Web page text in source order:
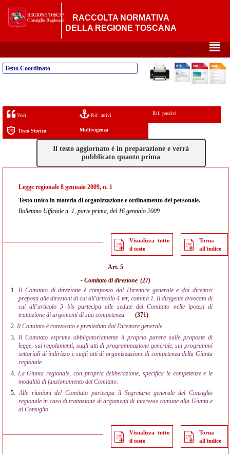
RACCOLTA NORMATIVA
DELLA REGIONE TOSCANA
²
Testo Coordinato
Voci Rif. attivi Rif. passivi
Testo Storico Multivigenza
Il testo aggiornato è in preparazione e verrà
pubblicato quanto prima
Legge regionale 8 gennaio 2009, n. 1
Testo unico in materia di organizzazione e ordinamento del personale.
Bollettino Ufficiale n. 1, parte prima, del 16 gennaio 2009
Visualizza tutto
il testo
Torna
all'indice
Art. 5
- Comitato di direzione (27)
1. Il Comitato di direzione è composto dal Direttore generale e dai direttori
preposti alle direzioni di cui all'articolo 4 ter, comma 1. Il dirigente avvocato di
cui all’articolo 5 bis partecipa alle sedute del Comitato nelle ipotesi di
trattazione di argomenti di sua competenza.
(371)
2. Il Comitato è convocato e presieduto dal Direttore generale.
3. Il Comitato esprime obbligatoriamente il proprio parere sulle proposte di
legge, sui regolamenti, sugli atti di programmazione generale, sui programmi
settoriali di indirizzo e sugli atti di organizzazione di competenza della Giunta
regionale.
4. La Giunta regionale, con propria deliberazione, specifica le competenze e le
modalità di funzionamento del Comitato.
5.Alle riunioni del Comitato partecipa il Segretario generale del Consiglio
regionale in caso di trattazione di argomenti di interesse comune alla Giunta e
al Consiglio.
Visualizza tutto
il testo
Torna
all'indice